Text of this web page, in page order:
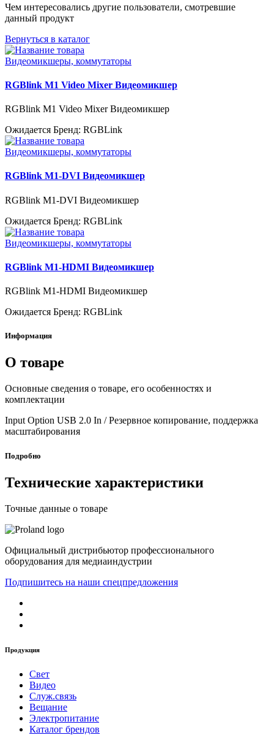
Чем интересовались другие пользователи, смотревшие
данный продукт
Вернуться в каталог
Видеомикшеры, коммутаторы
RGBlink M1 Video Mixer Видеомикшер
RGBlink M1 Video Mixer Видеомикшер
Ожидается Бренд: RGBLink
Видеомикшеры, коммутаторы
RGBlink M1-DVI Видеомикшер
RGBlink M1-DVI Видеомикшер
Ожидается Бренд: RGBLink
Видеомикшеры, коммутаторы
RGBlink M1-HDMI Видеомикшер
RGBlink M1-HDMI Видеомикшер
Ожидается Бренд: RGBLink
Информация
О товаре
Основные сведения о товаре, его особенностях и
комплектации
Input Option USB 2.0 In / Резервное копирование, поддержка
масштабирования
Подробно
Технические характеристики
Точные данные о товаре
Официальный дистрибьютор профессионального
оборудования для медиаиндустрии
Подпишитесь на наши спецпредложения
Продукция
Свет
Видео
Служ.связь
Вещание
Электропитание
Каталог брендов